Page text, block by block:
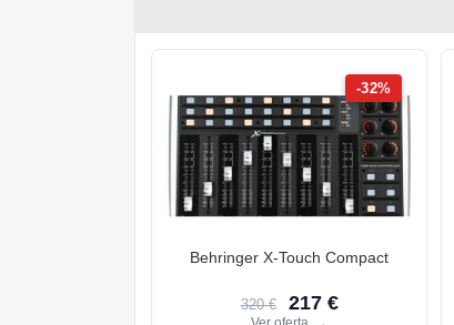
-32%
Behringer X-Touch Compact
320 € 217 €